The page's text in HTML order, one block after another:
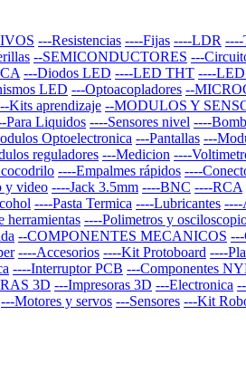
---Resistencias ----Fijas ----LDR ----
--SEMICONDUCTORES ---
---Diodos LED ----LED THT ----
LED ---Optoacopladores --
Kits aprendizaje --MODULOS Y
Para Liquidos ----Sensores nivel ----
Optoelectronica ---Pantallas ---
reguladores ---Medicion ----
----Empalmes rápidos ----
y video ----Jack 3.5mm ----BNC ----RCA
----Pasta Termica ----Lubricantes ----
herramientas ----Polimetros y
--COMPONENTES MECANICOS
----Accesorios ----Kit Protoboard ----
----Interruptor PCB ---Componentes
3D ---Impresoras 3D ---Electronica
---Motores y servos ---Sensores ---Kit